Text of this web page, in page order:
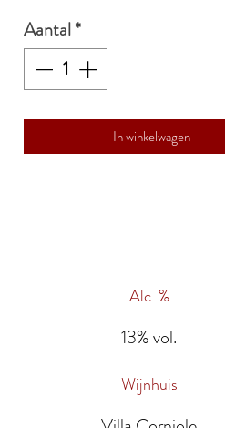
Aantal*
In winkelwagen
Alc. %
13% vol.
Wijnhuis